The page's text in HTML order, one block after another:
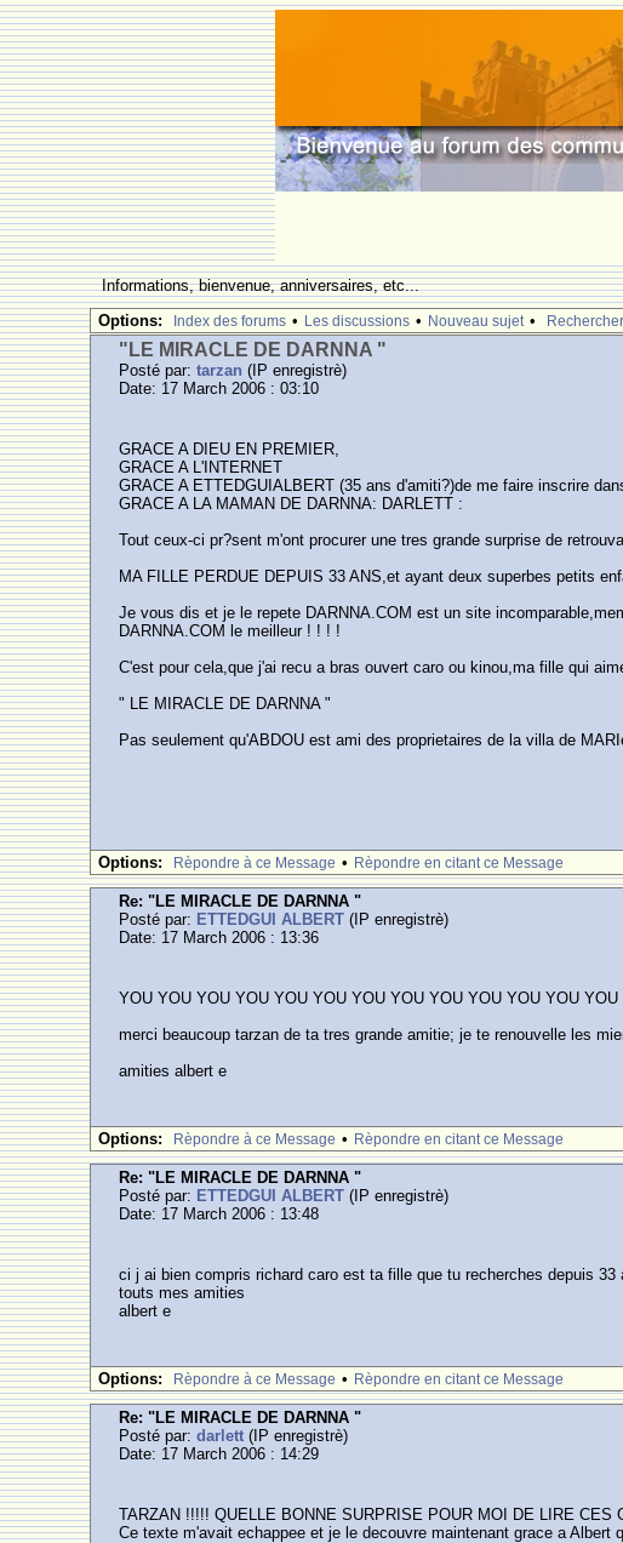
Informations, bienvenue, anniversaires, etc...
Options: Index des forums • Les discussions • Nouveau sujet • Rechercher
"LE MIRACLE DE DARNNA "
Posté par:tarzan (IP enregistrè)
Date: 17 March 2006 : 03:10
GRACE A DIEU EN PREMIER,
GRACE A L'INTERNET
GRACE A ETTEDGUIALBERT (35 ans d'amiti?)de me faire inscrire
GRACE A LA MAMAN DE DARNNA: DARLETT :
Tout ceux-ci pr?sent m'ont procurer une tres grande surprise de
MA FILLE PERDUE DEPUIS 33 ANS,et ayant deux superbes petits
Je vous dis et je le repete DARNNA.COM est un site
DARNNA.COM le meilleur ! ! ! !
C'est pour cela,que j'ai recu a bras ouvert caro ou kinou,ma fille qui
" LE MIRACLE DE DARNNA "
Pas seulement qu'ABDOU est ami des proprietaires de la villa de
Options: Rèpondre à ce Message • Rèpondre en citant ce Message
Re: "LE MIRACLE DE DARNNA "
Posté par: ETTEDGUI ALBERT (IP enregistrè)
Date: 17 March 2006 : 13:36
YOU YOU YOU YOU YOU YOU YOU YOU YOU YOU YOU YOU
merci beaucoup tarzan de ta tres grande amitie; je te renouvelle les
amities albert e
Options: Rèpondre à ce Message • Rèpondre en citant ce Message
Re: "LE MIRACLE DE DARNNA "
Posté par: ETTEDGUI ALBERT (IP enregistrè)
Date: 17 March 2006 : 13:48
ci j ai bien compris richard caro est ta fille que tu recherches depuis 33
touts mes amities
albert e
Options: Rèpondre à ce Message • Rèpondre en citant ce Message
Re: "LE MIRACLE DE DARNNA "
Posté par:darlett (IP enregistrè)
Date: 17 March 2006 : 14:29
TARZAN !!!!! QUELLE BONNE SURPRISE POUR MOI DE LIRE CES
Ce texte m'avait echappee et je le decouvre maintenant grace a